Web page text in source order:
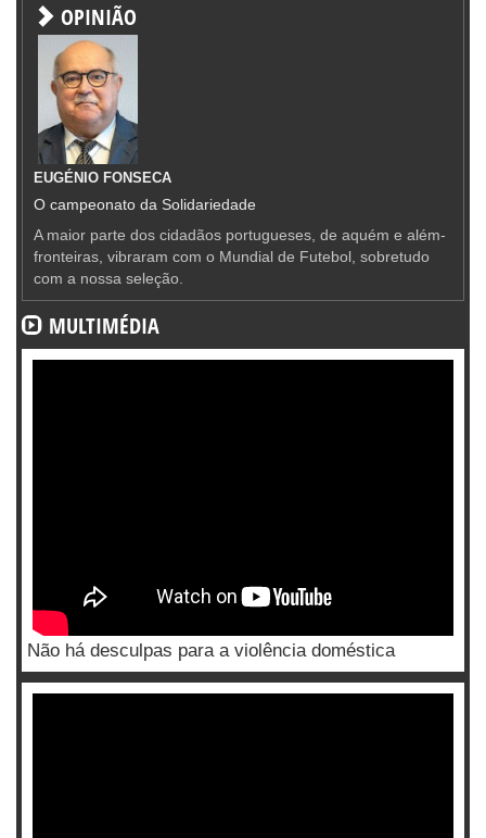
OPINIÃO
EUGÉNIO FONSECA
O campeonato da Solidariedade
A maior parte dos cidadãos portugueses, de aquém e além-
fronteiras, vibraram com o Mundial de Futebol, sobretudo
com a nossa seleção.
MULTIMÉDIA
Não há desculpas para a violência doméstica